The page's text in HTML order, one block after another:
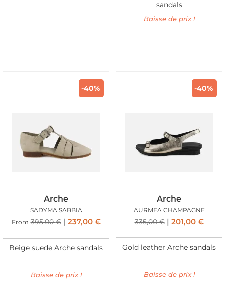
sandals
Baisse de prix !
-40%
Arche
SADYMA SABBIA
From 395,00€ 237,00 €
Beige suede Arche sandals
Baisse de prix !
-40%
Arche
AURMEA CHAMPAGNE
335,00€ 201,00 €
Gold leather Arche sandals
Baisse de prix !